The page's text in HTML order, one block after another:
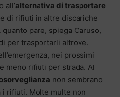
all’alternativa di trasportare
di rifiuti in altre discariche
quanto pare, spiega Caruso,
per trasportarli altrove.
nei prossimi
meno rifiuti per strada. Al
non sembrano
i rifiuti. Molte multe non